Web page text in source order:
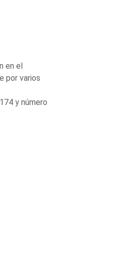
en el
por varios
y número